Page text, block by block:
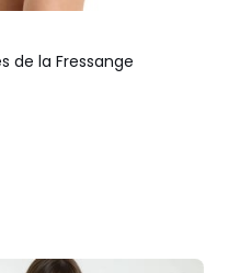
de la Fressange